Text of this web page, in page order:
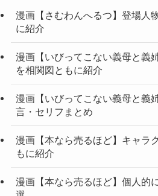
漫画【さむわんへるつ】登場人
に紹介
漫画【いびってこない義母と義
を相関図ともに紹介
漫画【いびってこない義母と義
言・セリフまとめ
漫画【本なら売るほど】キャラ
もに紹介
漫画【本なら売るほど】個人的